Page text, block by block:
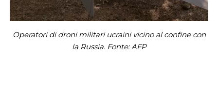
Operatori di droni militari ucraini vicino al confine con
la Russia. Fonte: AFP